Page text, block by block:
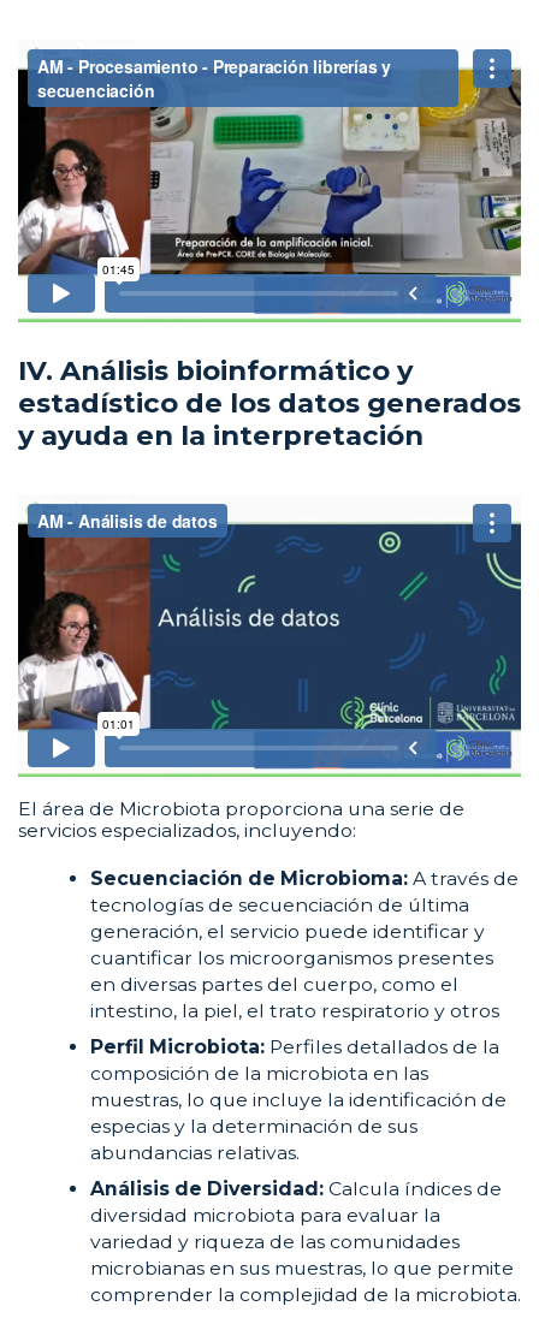
IV. Análisis bioinformático y
estadístico de los datos generados
y ayuda en la interpretación
El área de Microbiota proporciona una serie de
servicios especializados, incluyendo:
Secuenciación de Microbioma: A través de
tecnologías de secuenciación de última
generación, el servicio puede identificar y
cuantificar los microorganismos presentes
en diversas partes del cuerpo, como el
intestino, la piel, el trato respiratorio y otros
Perfil Microbiota: Perfiles detallados de la
composición de la microbiota en las
muestras, lo que incluye la identificación de
especias y la determinación de sus
abundancias relativas.
Análisis de Diversidad: Calcula índices de
diversidad microbiota para evaluar la
variedad y riqueza de las comunidades
microbianas en sus muestras, lo que permite
comprender la complejidad de la microbiota.